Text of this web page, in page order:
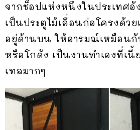
จากช็อปแห่งหนึ่งในประเทศอั
เป็นประตูไม้เลื่อนก่อโครงด้ว
อยู่ด้านบน ให้อารมณ์เหมือนกั
หรือโกดัง เป็นงานทำเองที่เนี้
เทลมากๆ